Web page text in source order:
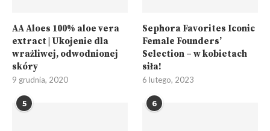
AA Aloes 100% aloe vera
extract | Ukojenie dla
wrażliwej, odwodnionej
skóry
9 grudnia, 2020
Sephora Favorites Iconic
Female Founders’
Selection – w kobietach
siła!
6 lutego, 2023
5 6